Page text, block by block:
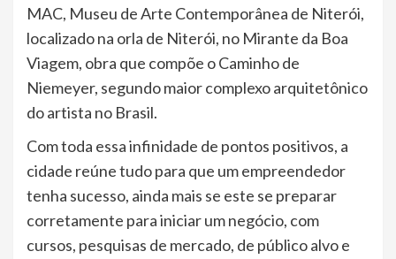
MAC, Museu de Arte Contemporânea de Niterói,
localizado na orla de Niterói, no Mirante da Boa
Viagem, obra que compõe o Caminho de
Niemeyer, segundo maior complexo arquitetônico
do artista no Brasil.
Com toda essa infinidade de pontos positivos, a
cidade reúne tudo para que um empreendedor
tenha sucesso, ainda mais se este se preparar
corretamente para iniciar um negócio, com
cursos, pesquisas de mercado, de público alvo e